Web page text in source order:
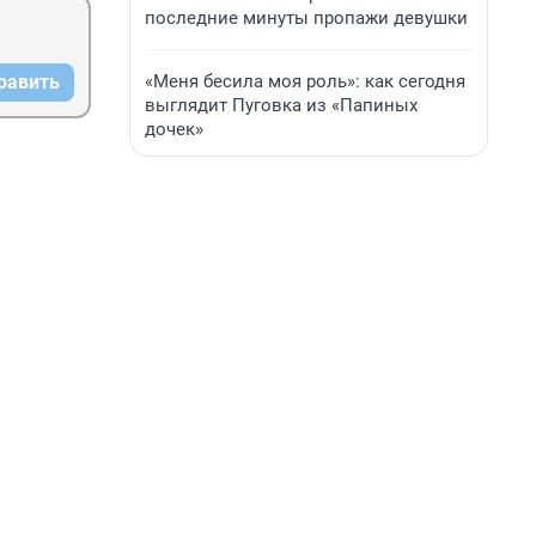
последние минуты пропажи девушки
«Меня бесила моя роль»: как сегодня
выглядит Пуговка из «Папиных
дочек»